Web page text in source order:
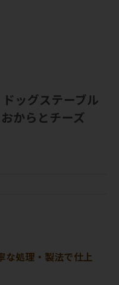
ドッグステーブル
からとチーズ
処理・製法で仕上